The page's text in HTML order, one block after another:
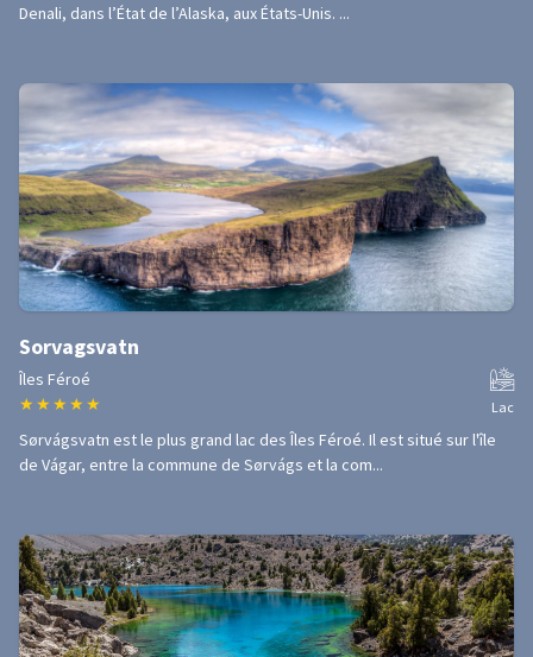
Denali, dans l’État de l’Alaska, aux États-Unis. ...
Sorvagsvatn
Îles Féroé
★ ★ ★ ★ ★ Lac
Sørvágsvatn est le plus grand lac des Îles Féroé. Il est situé sur l'île
de Vágar, entre la commune de Sørvágs et la com...